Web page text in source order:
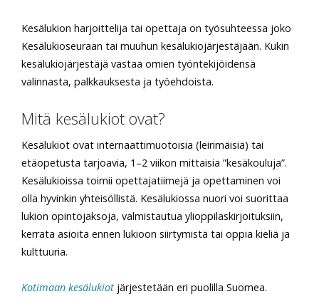
Kesälukion harjoittelija tai opettaja on työsuhteessa joko
Kesälukioseuraan tai muuhun kesälukiojärjestäjään. Kukin
kesälukiojärjestäjä vastaa omien työntekijöidensä
valinnasta, palkkauksesta ja työehdoista.
Mitä kesälukiot ovat?
Kesälukiot ovat internaatti­muotoisia (leirimäisiä) tai
etäopetusta tarjoa­via, 1–2 viikon mittaisia ”kesäkouluja”.
Kesälukioissa toimii opettajatiimejä ja opettaminen voi
olla hyvinkin yhteisöllistä. Kesälukiossa nuori voi suorittaa
lukion opintojaksoja, val­mistautua yli­oppilaskirjoituk­siin,
kerrata asi­oi­ta ennen lukioon siirty­mistä tai oppia kieliä ja
kult­tuuria.
Kotimaan kesälukiot jär­jes­tetään eri puolilla Suomea.